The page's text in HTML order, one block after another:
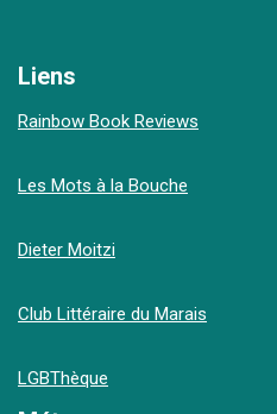
Liens
Rainbow Book Reviews
Les Mots à la Bouche
Dieter Moitzi
Club Littéraire du Marais
LGBThèque